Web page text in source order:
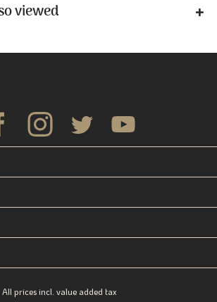
viewed
All prices incl. value added tax